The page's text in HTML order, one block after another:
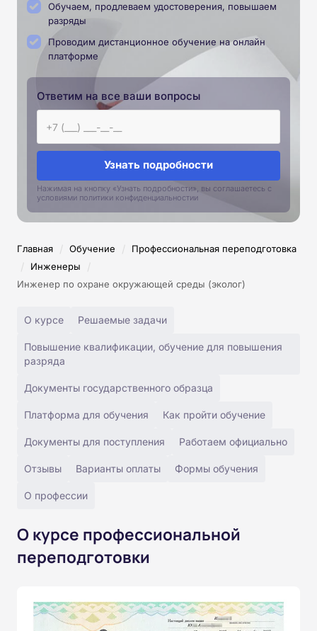
Обучаем, продлеваем удостоверения, повышаем
разряды
Проводим дистанционное обучение на онлайн
платформе
Ответим на все ваши вопросы
Узнать подробности
Нажимая на кнопку «Узнать подробности», вы соглашаетесь с
условиями политики конфиденциальностии
Главная / Обучение / Профессиональная переподготовка
/ Инженеры /
Инженер по охране окружающей среды (эколог)
О курсе Решаемые задачи
Повышение квалификации, обучение для повышения
разряда
Документы государственного образца
Платформа для обучения Как пройти обучение
Документы для поступления Работаем официально
Отзывы Варианты оплаты Формы обучения
О профессии
О курсе профессиональной
переподготовки